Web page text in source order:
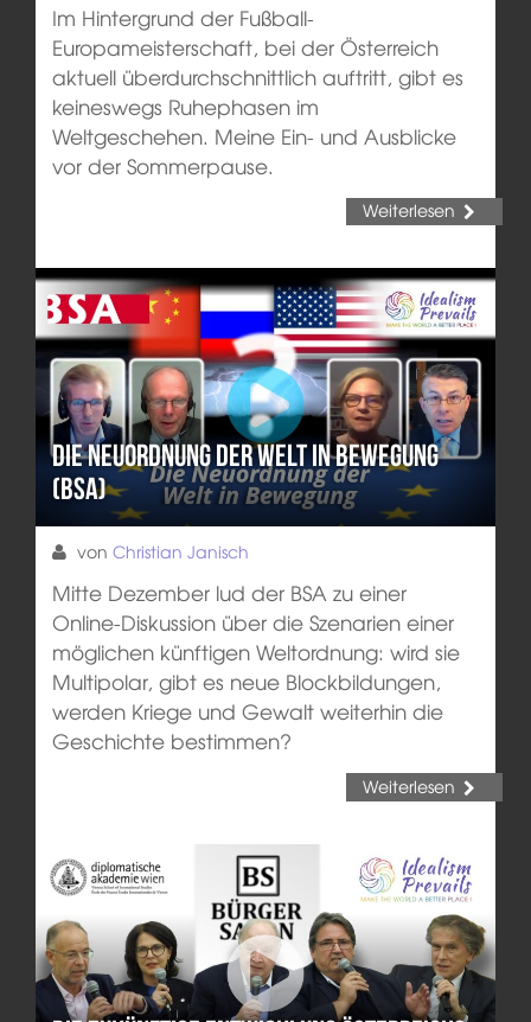
Im Hintergrund der Fußball-
Europameisterschaft, bei der Österreich
aktuell überdurchschnittlich auftritt, gibt es
keineswegs Ruhephasen im
Weltgeschehen. Meine Ein- und Ausblicke
vor der Sommerpause.
Weiterlesen
Die Neuordnung der Welt in Bewegung
(BSA)
von Christian Janisch
Mitte Dezember lud der BSA zu einer
Online-Diskussion über die Szenarien einer
möglichen künftigen Weltordnung: wird sie
Multipolar, gibt es neue Blockbildungen,
werden Kriege und Gewalt weiterhin die
Geschichte bestimmen?
Weiterlesen